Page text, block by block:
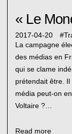
2017-04-20 #
La campagne
des médias en
qui se clame
prétendait être. Il
média peut-on
Voltaire ?…
Read more